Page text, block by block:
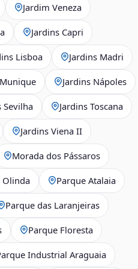
Jardim Veneza
Jardins Capri
Lisboa Jardins Madri
Jardins Nápoles
Sevilha Jardins Toscana
Jardins Viena II
Morada dos Pássaros
Olinda Parque Atalaia
Parque das Laranjeiras
Parque Floresta
Industrial Araguaia